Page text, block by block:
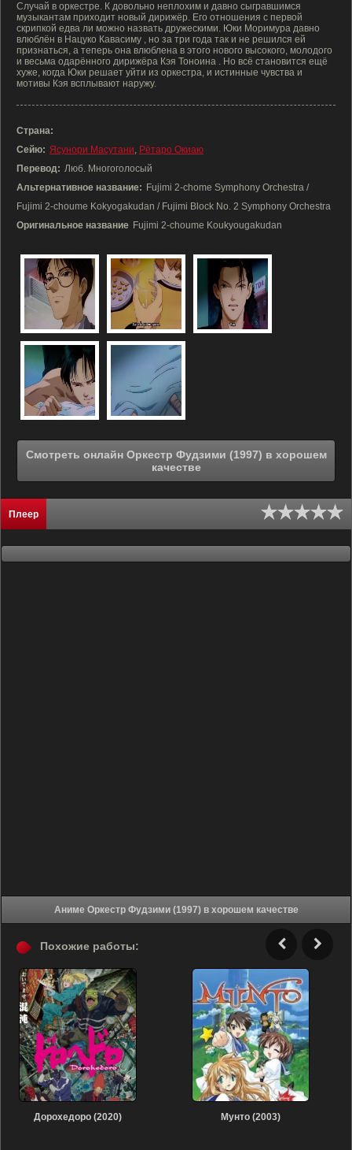
Случай в оркестре. К довольно неплохим и давно сыгравшимся
музыкантам приходит новый дирижёр. Его отношения с первой
скрипкой едва ли можно назвать дружескими. Юки Моримура давно
влюблён в Нацуко Кавасиму , но за три года так и не решился ей
признаться, а теперь она влюблена в этого нового высокого, молодого
и весьма одарённого дирижёра Кэя Тоноина . Но всё становится ещё
хуже, когда Юки решает уйти из оркестра, и истинные чувства и
мотивы Кэя всплывают наружу.
Страна:
Сейю: Ясунори Масутани, Рётаро Окиаю
Перевод: Люб. Многоголосый
Альтернативное название: Fujimi 2-chome Symphony Orchestra /
Fujimi 2-choume Kokyogakudan / Fujimi Block No. 2 Symphony Orchestra
Оригинальное название Fujimi 2-choume Koukyougakudan
Смотреть онлайн Оркестр Фудзими (1997) в хорошем
качестве
Плеер
Аниме Оркестр Фудзими (1997) в хорошем качестве
Похожие работы:
Дорохедоро (2020) Мунто (2003)